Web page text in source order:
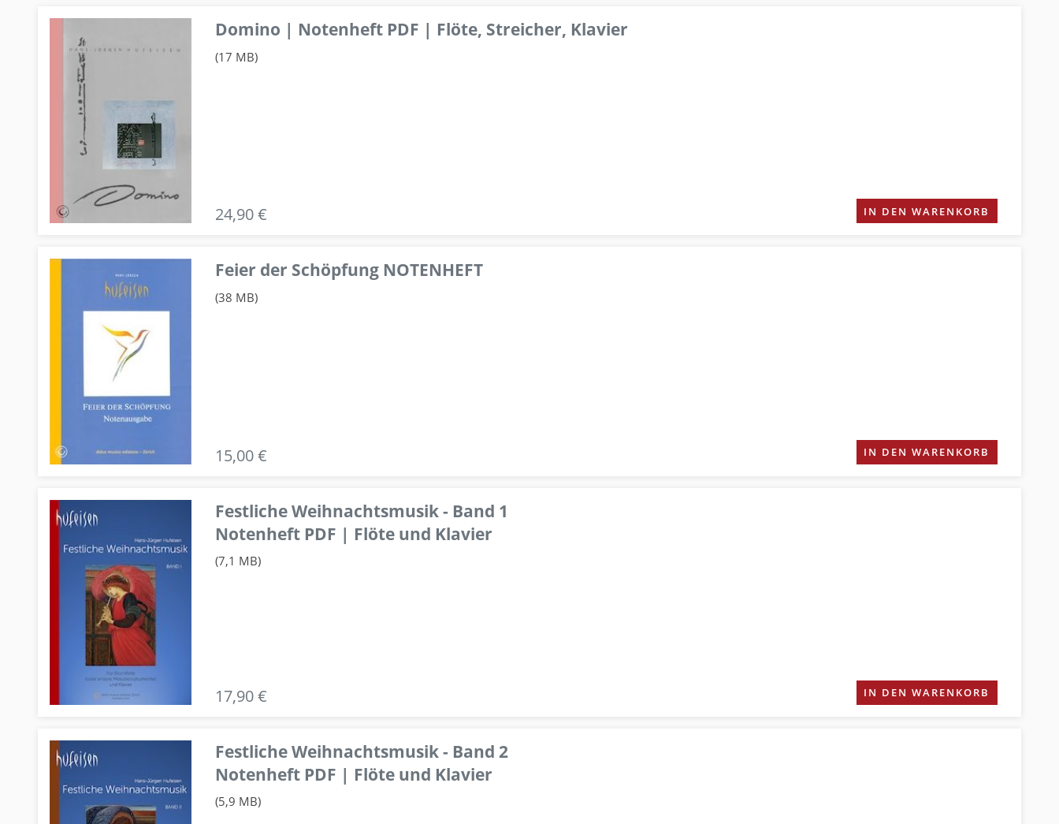
Domino | Notenheft PDF | Flöte, Streicher, Klavier
(17 MB)
24,90 € IN DEN WARENKORB
Feier der Schöpfung NOTENHEFT
(38 MB)
15,00 € IN DEN WARENKORB
Festliche Weihnachtsmusik - Band 1
Notenheft PDF | Flöte und Klavier
(7,1 MB)
17,90 € IN DEN WARENKORB
Festliche Weihnachtsmusik - Band 2
Notenheft PDF | Flöte und Klavier
(5,9 MB)